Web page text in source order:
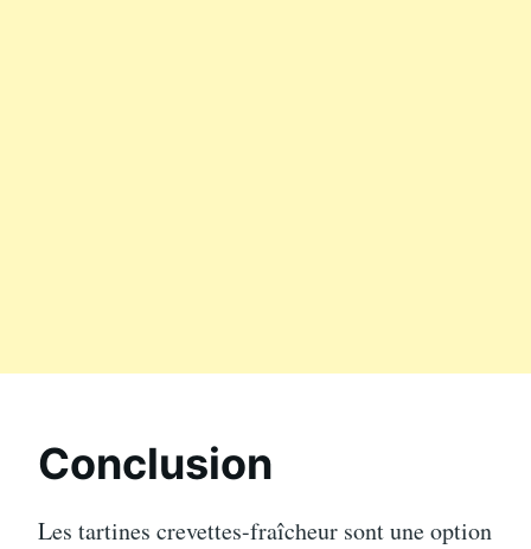
Conclusion
Les tartines crevettes-fraîcheur sont une option